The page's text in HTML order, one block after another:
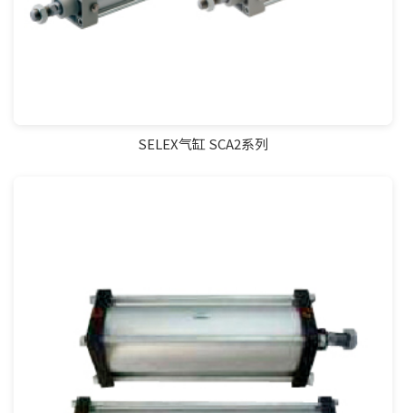
SELEX气缸 SCA2系列